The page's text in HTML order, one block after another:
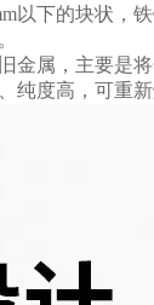
以下的块状，
金属，主要是
度高，可重新